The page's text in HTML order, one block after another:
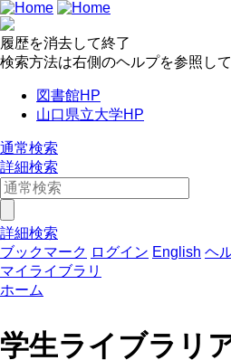
履歴を消去して終了
検索方法は右側のヘルプを参照して
図書館HP
山口県立大学HP
通常検索
詳細検索
詳細検索
ブックマーク ログイン English ヘ
マイライブラリ
ホーム
学生ライブラリ